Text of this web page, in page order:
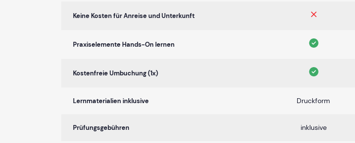
Keine Kosten für Anreise und Unterkunft
Praxiselemente Hands-On lernen
Kostenfreie Umbuchung (1x)
Lernmaterialien inklusive Druckform
Prüfungsgebühren inklusive